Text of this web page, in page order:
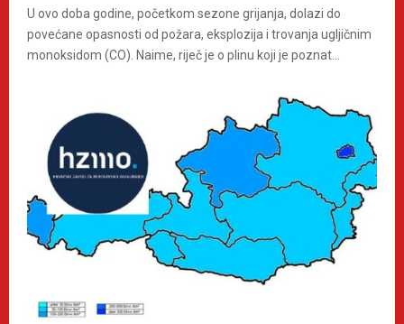
U ovo doba godine, početkom sezone grijanja, dolazi do
povećane opasnosti od požara, eksplozija i trovanja ugljičnim
monoksidom (CO). Naime, riječ je o plinu koji je poznat...